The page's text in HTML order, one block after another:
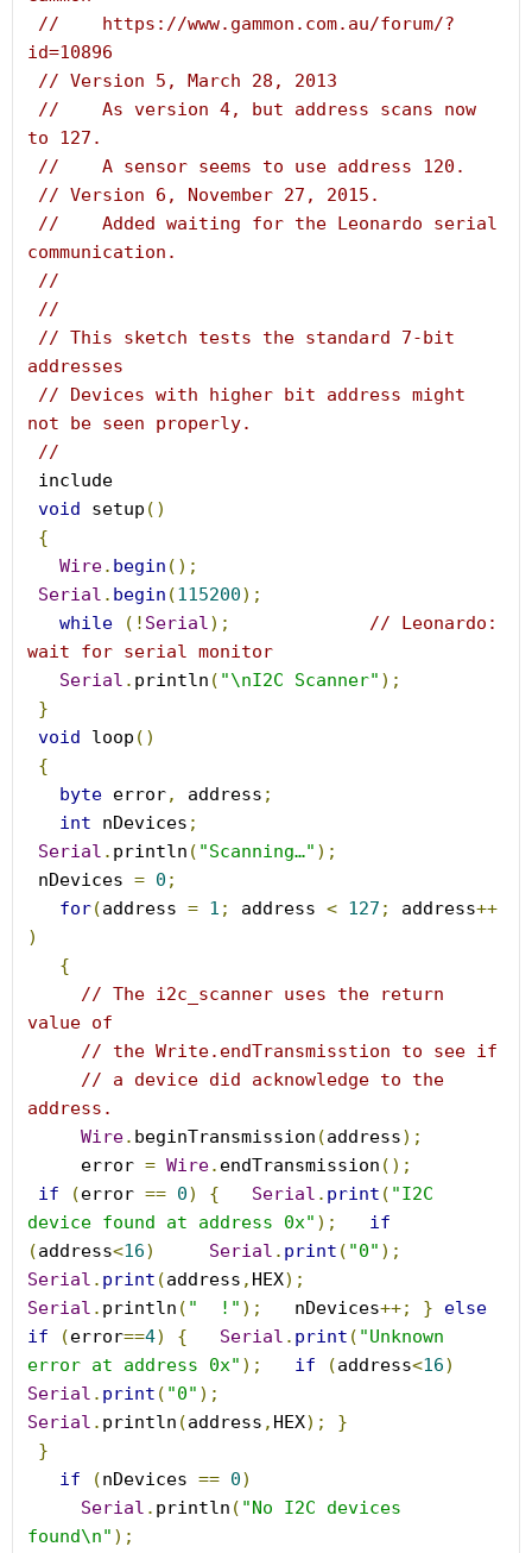
//    https://www.gammon.com.au/forum/?
id=10896
// Version 5, March 28, 2013
//    As version 4, but address scans now
to 127.
//    A sensor seems to use address 120.
// Version 6, November 27, 2015.
//    Added waiting for the Leonardo serial
communication.
//
//
// This sketch tests the standard 7-bit
addresses
// Devices with higher bit address might
not be seen properly.
//
include
void
setup ()
{
Wire. begin ();
Serial . begin (115200);
while
(! Serial);
// Leonardo:
wait for serial monitor
Serial . println ( "\nI2C Scanner" );
}
void
loop ()
{
byte error, address ;
int nDevices ;
Serial . println ( "Scanning…" );
nDevices = 0 ;
for(address = 1 ; address < 127 ; address++
)
{
// The i2c_scanner uses the return
value of
// the Write.endTransmisstion to see if
// a device did acknowledge to the
address.
Wire. beginTransmission (address);
     error
= Wire. endTransmission ();
if
(error == 0) { Serial . print ( "I2C
device found at address 0x" );
if
(address<16) Serial . print ( "0" );
Serial . print (address , HEX);
Serial . println ( "  !" );
   nDevices
++; }
else
if
(error==4) { Serial . print ( "Unknown
error at address 0x" ); if (address<16)
Serial . print ( "0" );
Serial . println (address , HEX);
}
}
if
(nDevices == 0)
Serial . println ( "No I2C devices
found\n" );